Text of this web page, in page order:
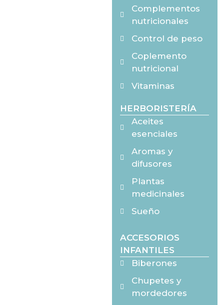
Complementos
nutricionales
Control de peso
Coplemento
nutricional
Vitaminas
HERBORISTERÍA
Aceites
esenciales
Aromas y
difusores
Plantas
medicinales
Sueño
ACCESORIOS
INFANTILES
Biberones
Chupetes y
mordedores